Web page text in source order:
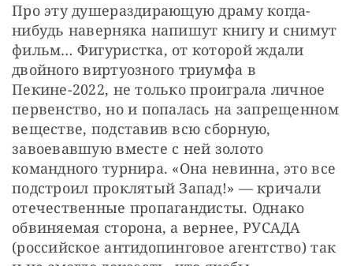
Про эту душераздирающую драму когда-
нибудь наверняка напишут книгу и снимут
фильм… Фигуристка, от которой ждали
двойного виртуозного триумфа в
Пекине-2022, не только проиграла личное
первенство, но и попалась на запрещенном
веществе, подставив всю сборную,
завоевавшую вместе с ней золото
командного турнира. «Она невинна, это все
подстроил проклятый Запад!» — кричали
отечественные пропагандисты. Однако
обвиняемая сторона, а вернее, РУСАДА
(российское антидопинговое агентство) так